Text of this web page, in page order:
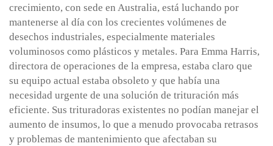
crecimiento, con sede en Australia, está luchando por
mantenerse al día con los crecientes volúmenes de
desechos industriales, especialmente materiales
voluminosos como plásticos y metales. Para Emma Harris,
directora de operaciones de la empresa, estaba claro que
su equipo actual estaba obsoleto y que había una
necesidad urgente de una solución de trituración más
eficiente. Sus trituradoras existentes no podían manejar el
aumento de insumos, lo que a menudo provocaba retrasos
y problemas de mantenimiento que afectaban su